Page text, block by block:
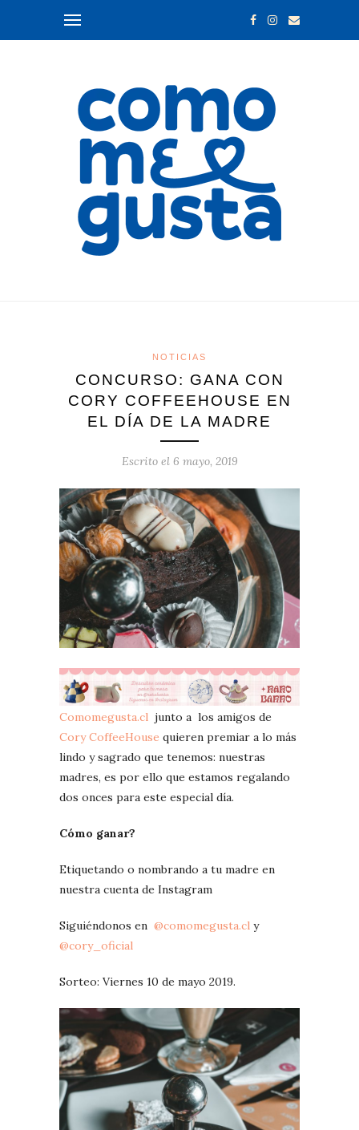
NOTICIAS
CONCURSO: GANA CON
CORY COFFEEHOUSE EN
EL DÍA DE LA MADRE
Escrito el 6 mayo, 2019
Comomegusta.cl junto a los amigos de
Cory CoffeeHouse quieren premiar a lo más
lindo y sagrado que tenemos: nuestras
madres, es por ello que estamos regalando
dos onces para este especial día.
Cómo ganar?
Etiquetando o nombrando a tu madre en
nuestra cuenta de Instagram
Siguiéndonos en @comomegusta.cl y
@cory_oficial
Sorteo: Viernes 10 de mayo 2019.